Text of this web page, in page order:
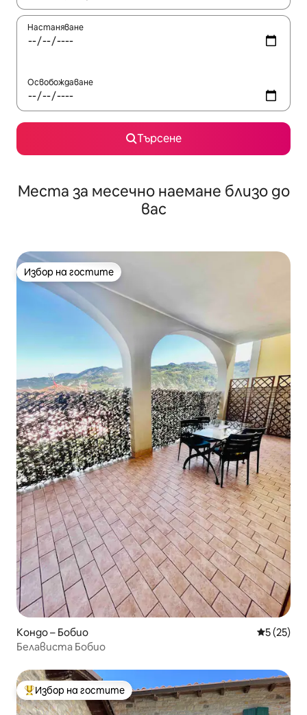
Настаняване
Освобождаване
Търсене
Места за месечно наемане близо до
вас
Избор на гостите
Избор на гостите
Кондо – Бобио Средна
5 (25)
Белависта Бобио
Най-популярен избор на гостите
Избор на гостите